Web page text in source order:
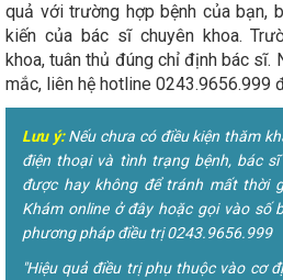
quả với trường hợp bệnh của bạn,
kiến của bác sĩ chuyên khoa.
khoa, tuân thủ đúng chỉ định bác
mắc, liên hệ hotline 0243.9656.999
Lưu ý:Nếu chưa có điều kiện thăm
điện thoại và tình trạng bệnh, bác
được hay không để tránh mất thời
Khám online ở đây hoặc gọi vào số
phương pháp điều trị 0243.9656.999
"Hiệu quả điều trị phụ thuộc vào cơ